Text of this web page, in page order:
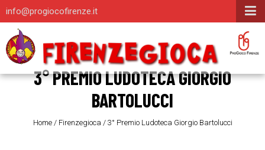
info@progiocofirenze.it
3° PREMIO LUDOTECA GIORGIO
BARTOLUCCI
Home/ Firenzegioca / 3° Premio Ludoteca Giorgio Bartolucci